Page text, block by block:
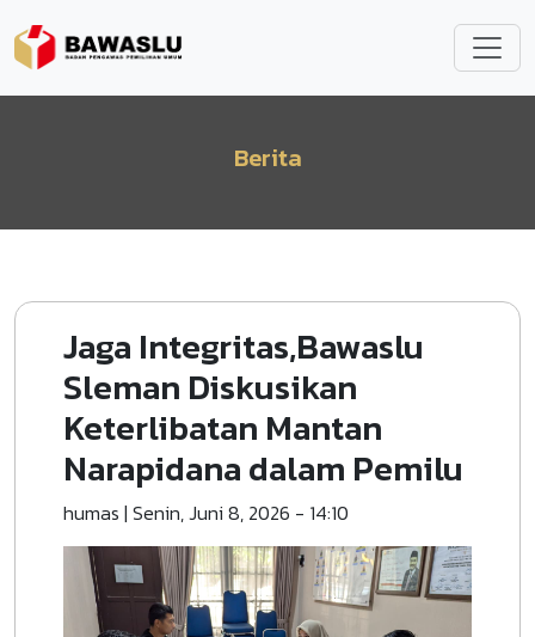
Berita
Jaga Integritas,Bawaslu
Sleman Diskusikan
Keterlibatan Mantan
Narapidana dalam Pemilu
humas | Senin, Juni 8, 2026 - 14:10